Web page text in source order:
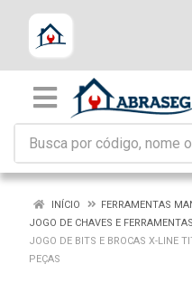
INÍCIO
FERRAMENTAS
JOGO DE CHAVES E FERRAMENTAS
JOGO DE BITS E BROCAS X-LINE
PEÇAS